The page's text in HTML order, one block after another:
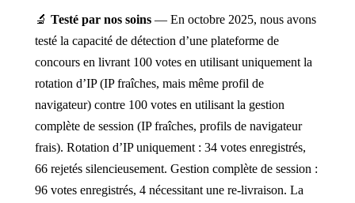
🔬 Testé par nos soins — En octobre 2025, nous avons
testé la capacité de détection d’une plateforme de
concours en livrant 100 votes en utilisant uniquement la
rotation d’IP (IP fraîches, mais même profil de
navigateur) contre 100 votes en utilisant la gestion
complète de session (IP fraîches, profils de navigateur
frais). Rotation d’IP uniquement : 34 votes enregistrés,
66 rejetés silencieusement. Gestion complète de session :
96 votes enregistrés, 4 nécessitant une re-livraison. La